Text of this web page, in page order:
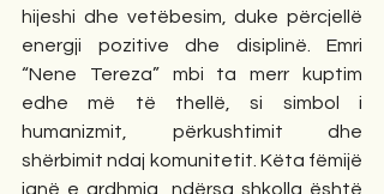
hijeshi dhe vetëbesim, duke përcjellë
energji pozitive dhe disiplinë. Emri
“Nene Tereza” mbi ta merr kuptim
edhe më të thellë, si simbol i
humanizmit, përkushtimit dhe
shërbimit ndaj komunitetit. Këta fëmijë
janë e ardhmja, ndërsa shkolla është